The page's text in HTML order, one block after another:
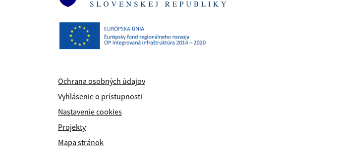
Ochrana osobných údajov
Vyhlásenie o prístupnosti
Nastavenie cookies
Projekty
Mapa stránok